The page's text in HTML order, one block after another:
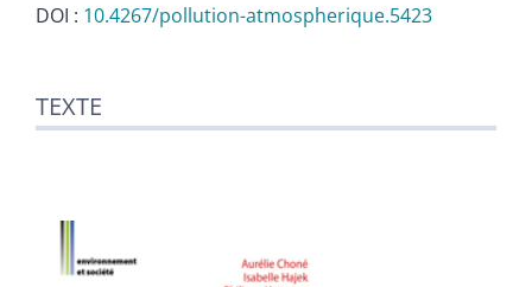
DOI : 10.4267/pollution-atmospherique.5423
Illustrations
Citer cet article
TEXTE